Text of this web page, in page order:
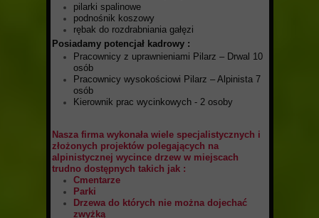
pilarki spalinowe
podnośnik koszowy
rębak do rozdrabniania gałęzi
Posiadamy potencjał kadrowy :
Pracownicy z uprawnieniami Pilarz – Drwal 10
osób
Pracownicy wysokościowi Pilarz – Alpinista 7
osób
Kierownik prac wycinkowych - 2 osoby
Nasza firma wykonała wiele specjalistycznych i
złożonych projektów polegających na
alpinistycznej wycince drzew w miejscach
trudno dostępnych takich jak :
Cmentarze
Parki
Drzewa do których nie można dojechać
zwyżką